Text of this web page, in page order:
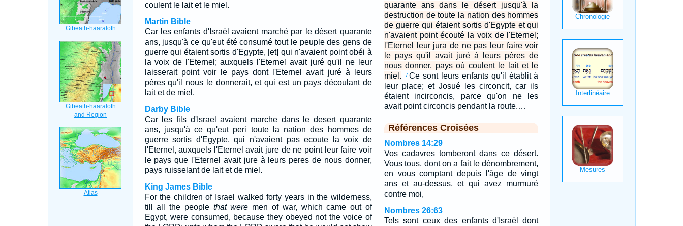
coulent le lait et le miel.
Martin Bible
Car les enfants d'Israël avaient marché par le désert quarante
ans, jusqu'à ce qu'eut été consumé tout le peuple des gens de
guerre qui étaient sortis d'Egypte, [et] qui n'avaient point obéi à
la voix de l'Eternel; auxquels l'Eternel avait juré qu'il ne leur
laisserait point voir le pays dont l'Eternel avait juré à leurs
pères qu'il nous le donnerait, et qui est un pays découlant de
lait et de miel.
Darby Bible
Car les fils d'Israel avaient marche dans le desert quarante
ans, jusqu'à ce qu'eut peri toute la nation des hommes de
guerre sortis d'Egypte, qui n'avaient pas ecoute la voix de
l'Eternel, auxquels l'Eternel avait jure de ne point leur faire voir
le pays que l'Eternel avait jure à leurs peres de nous donner,
pays ruisselant de lait et de miel.
King James Bible
For the children of Israel walked forty years in the wilderness,
till all the people that were men of war, which came out of
Egypt, were consumed, because they obeyed not the voice of
quarante ans dans le désert jusqu'à la
destruction de toute la nation des hommes
de guerre qui étaient sortis d'Egypte et qui
n'avaient point écouté la voix de l'Eternel;
l'Eternel leur jura de ne pas leur faire voir
le pays qu'il avait juré à leurs pères de
nous donner, pays où coulent le lait et le
miel.
7Ce sont leurs enfants qu'il établit à
leur place; et Josué les circoncit, car ils
étaient incirconcis, parce qu'on ne les
avait point circoncis pendant la route.…
Références Croisées
Nombres 14:29
Vos cadavres tomberont dans ce désert.
Vous tous, dont on a fait le dénombrement,
en vous comptant depuis l'âge de vingt
ans et au-dessus, et qui avez murmuré
contre moi,
Nombres 26:63
Tels sont ceux des enfants d'Israël dont